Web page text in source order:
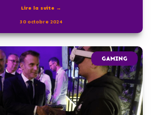
Lire la suite →
30 octobre 2024
GAMING